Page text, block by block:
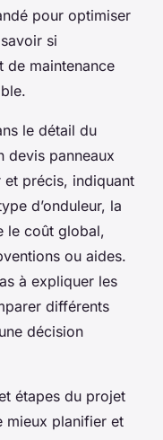
pour optimiser
si
de maintenance
le détail du
devis panneaux
et précis, indiquant
d’onduleur, la
le coût global,
ou aides.
à expliquer les
différents
décision
étapes du projet
mieux planifier et